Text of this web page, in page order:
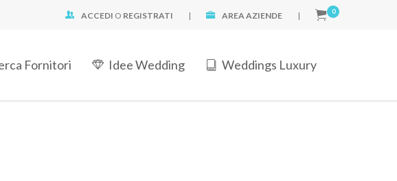
ACCEDI O REGISTRATI | AREA AZIENDE | 0
Fornitori Idee Wedding Weddings Luxury